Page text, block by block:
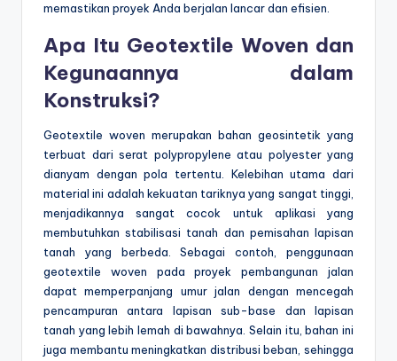
memastikan proyek Anda berjalan lancar dan efisien.
Apa Itu Geotextile Woven dan
Kegunaannya dalam
Konstruksi?
Geotextile woven merupakan bahan geosintetik yang
terbuat dari serat polypropylene atau polyester yang
dianyam dengan pola tertentu. Kelebihan utama dari
material ini adalah kekuatan tariknya yang sangat tinggi,
menjadikannya sangat cocok untuk aplikasi yang
membutuhkan stabilisasi tanah dan pemisahan lapisan
tanah yang berbeda. Sebagai contoh, penggunaan
geotextile woven pada proyek pembangunan jalan
dapat memperpanjang umur jalan dengan mencegah
pencampuran antara lapisan sub-base dan lapisan
tanah yang lebih lemah di bawahnya. Selain itu, bahan ini
juga membantu meningkatkan distribusi beban, sehingga